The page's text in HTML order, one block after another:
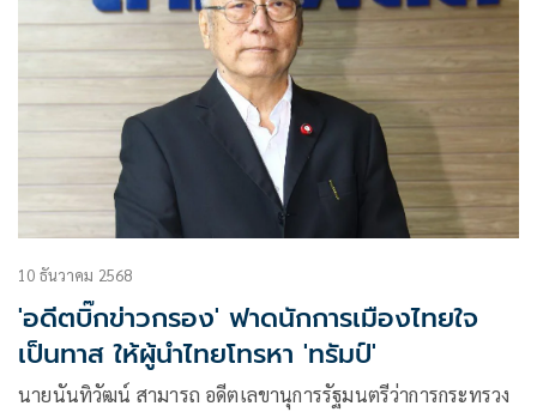
10 ธันวาคม 2568
'อดีตบิ๊กข่าวกรอง' ฟาดนักการเมืองไทยใจ
เป็นทาส ให้ผู้นำไทยโทรหา 'ทรัมป์'
นายนันทิวัฒน์ สามารถ อดีตเลขานุการรัฐมนตรีว่าการกระทรวง